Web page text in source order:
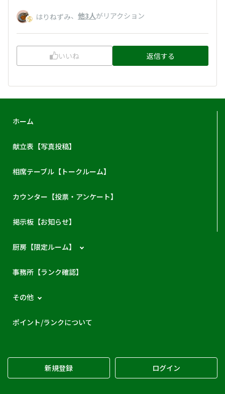
はりねずみ、 他3人がリアクション
いいね 返信する
ホーム
献立表【写真投稿】
相席テーブル【トークルーム】
カウンター【投票・アンケート】
掲示板【お知らせ】
厨房【限定ルーム】
事務所【ランク確認】
その他
ポイント/ランクについて
新規登録 ログイン